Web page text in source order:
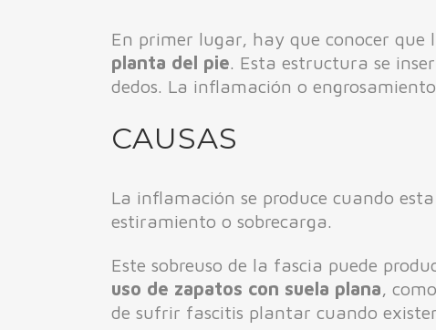
En primer lugar, hay que conocer que
planta del pie. Esta estructura se
dedos. La inflamación o
CAUSAS
La inflamación se produce cuando
estiramiento o sobrecarga.
Este sobreuso de la fascia puede
uso de zapatos con suela plana,
de sufrir fascitis plantar cuando